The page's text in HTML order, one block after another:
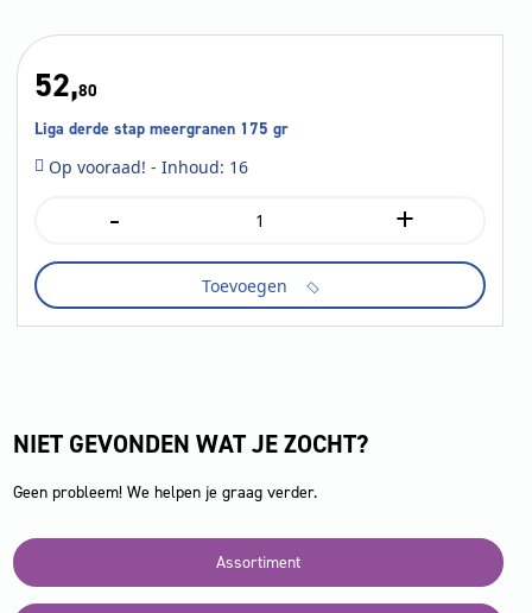
52,80
Liga derde stap meergranen 175 gr
Op vooraad! - Inhoud: 16
-
stap
175
gr
+
Toevoegen
NIET GEVONDEN WAT JE ZOCHT?
Geen probleem! We helpen je graag verder.
Assortiment